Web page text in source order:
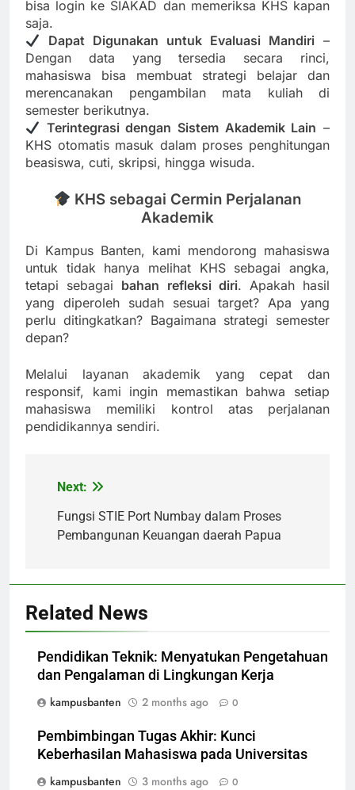
bisa login ke SIAKAD dan memeriksa KHS kapan
saja.
Dapat Digunakan untuk Evaluasi Mandiri –
Dengan data yang tersedia secara rinci,
mahasiswa bisa membuat strategi belajar dan
merencanakan pengambilan mata kuliah di
semester berikutnya.
Terintegrasi dengan Sistem Akademik Lain –
KHS otomatis masuk dalam proses penghitungan
beasiswa, cuti, skripsi, hingga wisuda.
KHS sebagai Cermin Perjalanan
Akademik
Di Kampus Banten, kami mendorong mahasiswa
untuk tidak hanya melihat KHS sebagai angka,
tetapi sebagai bahan refleksi diri. Apakah hasil
yang diperoleh sudah sesuai target? Apa yang
perlu ditingkatkan? Bagaimana strategi semester
depan?
Melalui layanan akademik yang cepat dan
responsif, kami ingin memastikan bahwa setiap
mahasiswa memiliki kontrol atas perjalanan
pendidikannya sendiri.
Post
navigation
Next:
Fungsi STIE Port Numbay dalam Proses
Pembangunan Keuangan daerah Papua
Related News
Pendidikan Teknik: Menyatukan Pengetahuan
dan Pengalaman di Lingkungan Kerja
kampusbanten
2 months ago 0
Pembimbingan Tugas Akhir: Kunci
Keberhasilan Mahasiswa pada Universitas
kampusbanten
3 months ago 0